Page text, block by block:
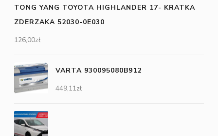
TONG YANG TOYOTA HIGHLANDER 17- KRATKA
ZDERZAKA 52030-0E030
126,00zł
VARTA 930095080B912
449,11zł